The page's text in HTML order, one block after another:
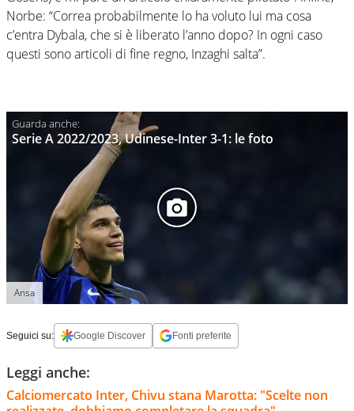
Norbe: “Correa probabilmente lo ha voluto lui ma cosa
c’entra Dybala, che si è liberato l’anno dopo? In ogni caso
questi sono articoli di fine regno, Inzaghi salta”.
Serie A 2022/2023, Udinese-Inter 3-1: le foto
Ansa
Seguici su: Google Discover Fonti preferite
Leggi anche:
Calciomercato Inter, Chivu stana Marotta: "Scelte non